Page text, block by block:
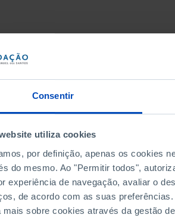
Consentir
utiliza cookies
por definição, apenas os cookies
do mesmo. Ao "Permitir todos",
experiência de navegação, avaliar o
de acordo com as suas
mais sobre cookies através da gestão
DATA